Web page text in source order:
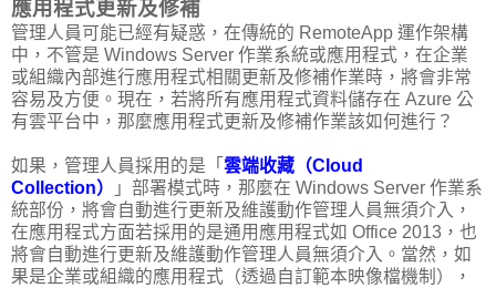
應用程式更新及修補
管理人員可能已經有疑惑，在傳統的 RemoteApp 運作架構
中，不管是 Windows Server 作業系統或應用程式，在企業
或組織內部進行應用程式相關更新及修補作業時，將會非常
容易及方便。現在，若將所有應用程式資料儲存在 Azure 公
有雲平台中，那麼應用程式更新及修補作業該如何進行？
如果，管理人員採用的是「 雲端收藏（Cloud
Collection）
」部署模式時，那麼在 Windows Server 作業系
統部份，將會自動進行更新及維護動作管理人員無須介入，
在應用程式方面若採用的是通用應用程式如 Office 2013，也
將會自動進行更新及維護動作管理人員無須介入。當然，如
果是企業或組織的應用程式（透過自訂範本映像檔機制），